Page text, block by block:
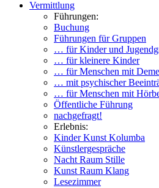
Vermittlung
Führungen:
Buchung
Führungen für Gruppen
… für Kinder und
… für kleinere Kinder
… für Menschen mit
… mit psychischer
… für Menschen mit
Öffentliche Führung
nachgefragt!
Erlebnis:
Kinder Kunst Kolumba
Künstlergespräche
Nacht Raum Stille
Kunst Raum Klang
Lesezimmer